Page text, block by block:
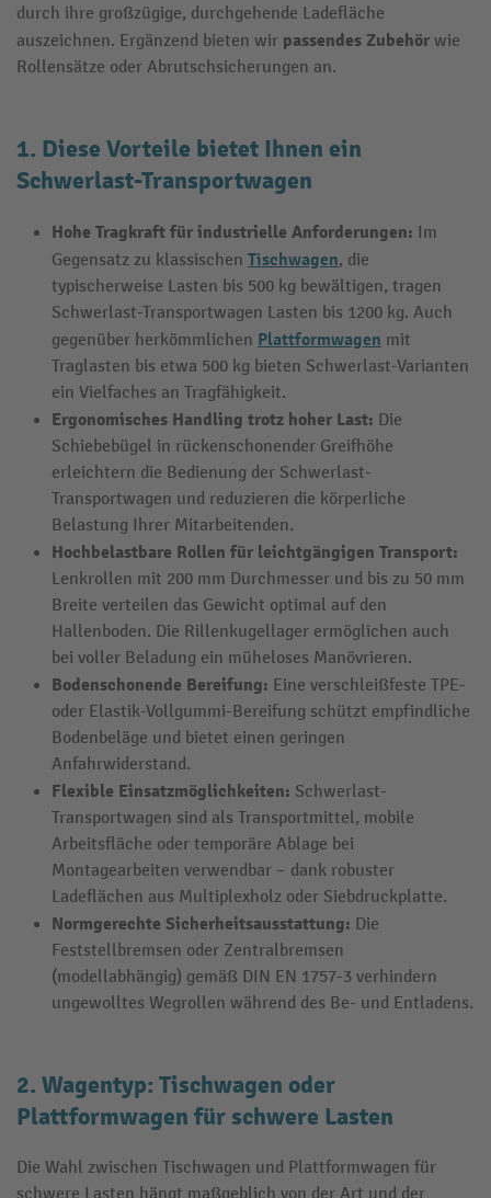
durch ihre großzügige, durchgehende Ladefläche
auszeichnen. Ergänzend bieten wir passendes Zubehör wie
Rollensätze oder Abrutschsicherungen an.
1. Diese Vorteile bietet Ihnen ein
Schwerlast-Transportwagen
Hohe Tragkraft für industrielle Anforderungen: Im
Gegensatz zu klassischen Tischwagen, die
typischerweise Lasten bis 500 kg bewältigen, tragen
Schwerlast-Transportwagen Lasten bis 1200 kg. Auch
gegenüber herkömmlichen Plattformwagen mit
Traglasten bis etwa 500 kg bieten Schwerlast-Varianten
ein Vielfaches an Tragfähigkeit.
Ergonomisches Handling trotz hoher Last: Die
Schiebebügel in rückenschonender Greifhöhe
erleichtern die Bedienung der Schwerlast-
Transportwagen und reduzieren die körperliche
Belastung Ihrer Mitarbeitenden.
Hochbelastbare Rollen für leichtgängigen Transport:
Lenkrollen mit 200 mm Durchmesser und bis zu 50 mm
Breite verteilen das Gewicht optimal auf den
Hallenboden. Die Rillenkugellager ermöglichen auch
bei voller Beladung ein müheloses Manövrieren.
Bodenschonende Bereifung: Eine verschleißfeste TPE-
oder Elastik-Vollgummi-Bereifung schützt empfindliche
Bodenbeläge und bietet einen geringen
Anfahrwiderstand.
Flexible Einsatzmöglichkeiten: Schwerlast-
Transportwagen sind als Transportmittel, mobile
Arbeitsfläche oder temporäre Ablage bei
Montagearbeiten verwendbar – dank robuster
Ladeflächen aus Multiplexholz oder Siebdruckplatte.
Normgerechte Sicherheitsausstattung: Die
Feststellbremsen oder Zentralbremsen
(modellabhängig) gemäß DIN EN 1757-3 verhindern
ungewolltes Wegrollen während des Be- und Entladens.
2. Wagentyp: Tischwagen oder
Plattformwagen für schwere Lasten
Die Wahl zwischen Tischwagen und Plattformwagen für